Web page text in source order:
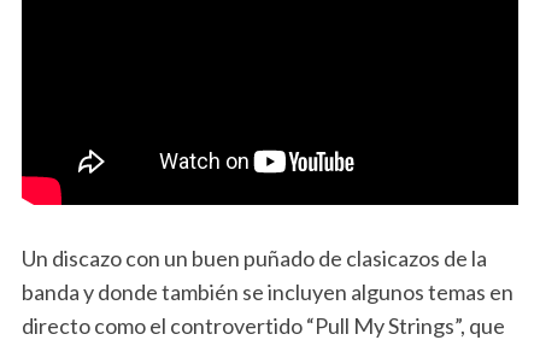
Un discazo con un buen puñado de clasicazos de la
banda y donde también se incluyen algunos temas en
directo como el controvertido “Pull My Strings”, que